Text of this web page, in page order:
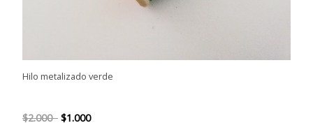
Hilo metalizado verde
$2.000 $1.000